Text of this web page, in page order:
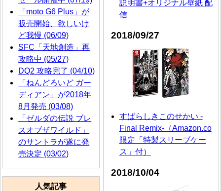
「moto G6 Plus」が
販売開始、欲しいけ
ど我慢 (06/09)
SFC「天地創造」再
攻略中 (05/27)
DQ2 攻略完了 (04/10)
「ねんどろいど ガー
ディアン」が2018年
8月発売 (03/08)
「ゼルダの伝説 ブレ
スオブザワイルド」
のサントラが遂に発
売決定 (03/02)
人気記事
説明書+オリジナル壁紙 配
信
2018/09/27
すばらしきこのせかい -
Final Remix-（Amazon.co
限定「特製スリーブケー
ス」付）
2018/10/04